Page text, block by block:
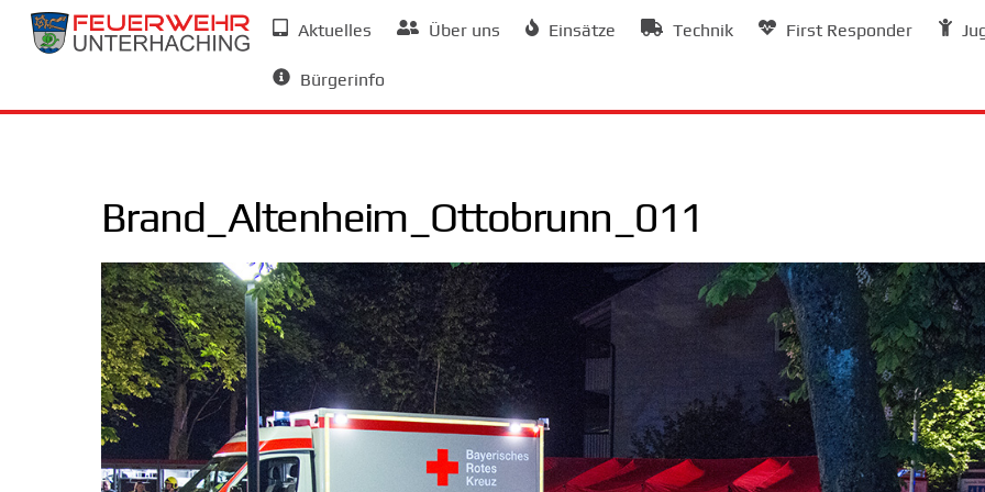
Skip
Aktuelles Über uns Einsätze Technik First Responder
Bürgerinfo
Brand_Altenheim_Ottobrunn_011